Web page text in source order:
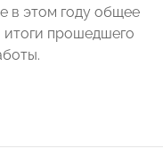
в этом году общее
итоги прошедшего